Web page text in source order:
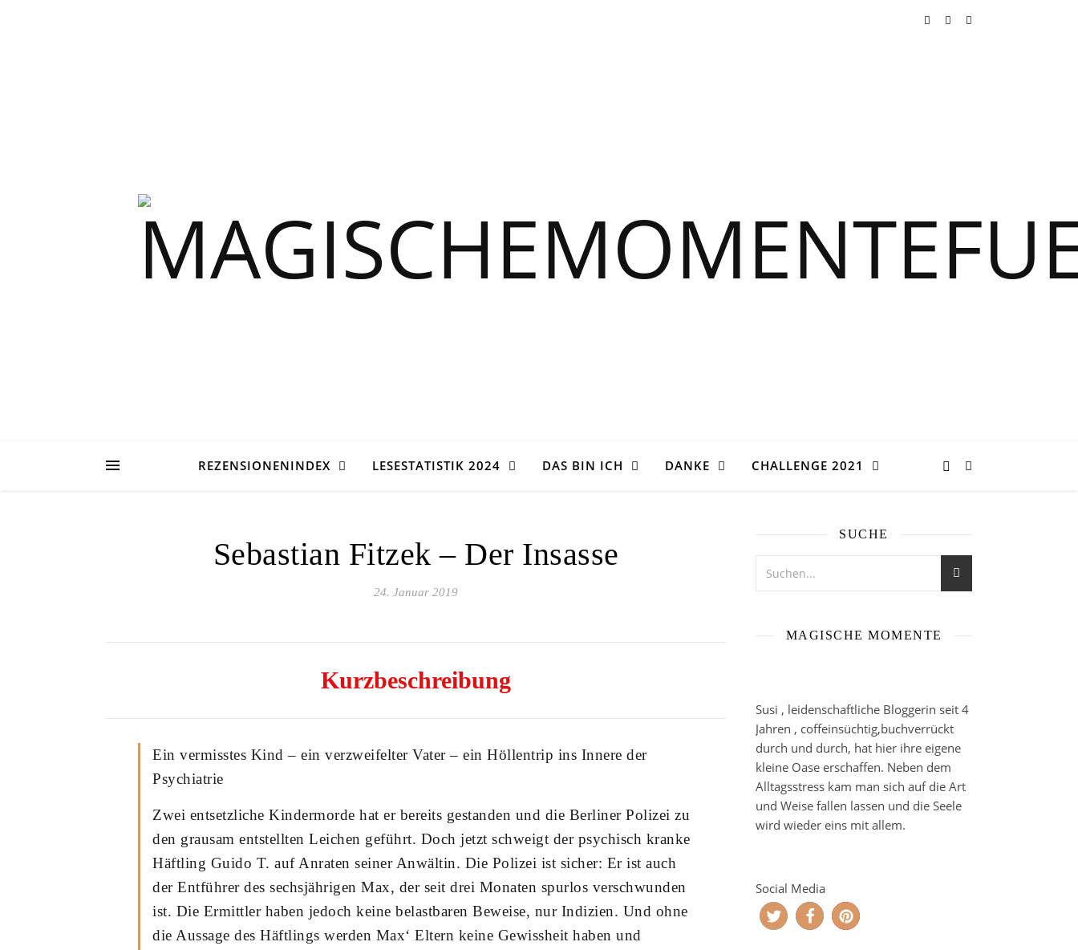
REZENSIONENINDEX LESESTATISTIK 2024 DAS BIN ICH DANKE CHALLENGE 2021
Sebastian Fitzek – Der Insasse
24. Januar 2019
Kurzbeschreibung
Ein vermisstes Kind – ein verzweifelter Vater – ein Höllentrip ins Innere der
Psychiatrie
Zwei entsetzliche Kindermorde hat er bereits gestanden und die Berliner Polizei zu
den grausam entstellten Leichen geführt. Doch jetzt schweigt der psychisch kranke
Häftling Guido T. auf Anraten seiner Anwältin. Die Polizei ist sicher: Er ist auch
der Entführer des sechsjährigen Max, der seit drei Monaten spurlos verschwunden
ist. Die Ermittler haben jedoch keine belastbaren Beweise, nur Indizien. Und ohne
die Aussage des Häftlings werden Max‘ Eltern keine Gewissheit haben und
SUCHE
MAGISCHE MOMENTE
Susi , leidenschaftliche Bloggerin seit 4
Jahren , coffeinsüchtig,buchverrückt
durch und durch, hat hier ihre eigene
kleine Oase erschaffen. Neben dem
Alltagsstress kam man sich auf die Art
und Weise fallen lassen und die Seele
wird wieder eins mit allem.
Social Media